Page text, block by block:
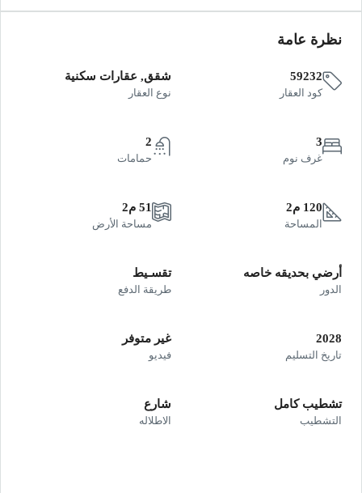
نظرة عامة
59232
كود العقار
شقق, عقارات سكنية
نوع العقار
3
غرف نوم
2
حمامات
120 م2
المساحة
51 م2
مساحة الأرض
أرضي بحديقه خاصه
الدور
تقسـيط
طريقة الدفع
2028
تاريخ التسليم
غير متوفر
فيديو
تشطيب كامل
التشطيب
شارع
الاطلاله